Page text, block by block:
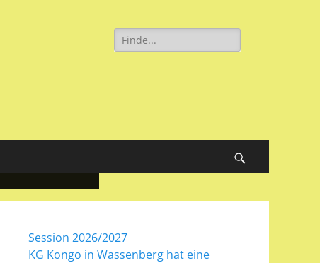
Suche
nach:
Session 2026/2027
KG Kongo in Wassenberg hat eine